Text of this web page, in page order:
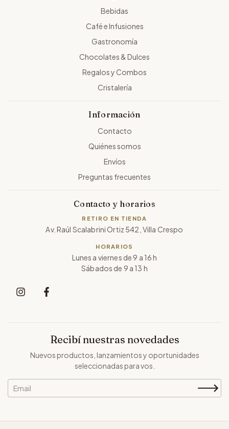
Bebidas
Café e Infusiones
Gastronomía
Chocolates & Dulces
Regalos y Combos
Cristalería
Información
Contacto
Quiénes somos
Envíos
Preguntas frecuentes
Contacto y horarios
RETIRO EN TIENDA
Av. Raúl Scalabrini Ortiz 542, Villa Crespo
HORARIOS
Lunes a viernes de 9 a 16 h
Sábados de 9 a 13 h
Recibí nuestras novedades
Nuevos productos, lanzamientos y oportunidades
seleccionadas para vos.